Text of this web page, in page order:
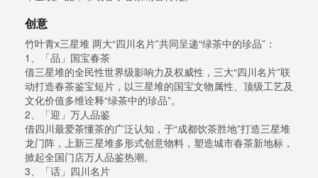
创意
竹叶青x三星堆 两大“四川名片”共同呈递“绿茶中的珍品”：
1、「品」国宝春茶
借三星堆的全民性世界级影响力及权威性，三大“四川名片”联
动打造春茶鉴宝短片，以三星堆的国宝文物属性、顶级工艺及
文化价值多维诠释“绿茶中的珍品”。
2、「迎」万人品鉴
借四川最爱茶懂茶的广泛认知，于“成都饮茶胜地”打造三星堆
龙门阵，上新三星堆多形式创意物料，塑造城市春茶新地标，
掀起全国门店万人品鉴热潮。
3、「话」四川名片